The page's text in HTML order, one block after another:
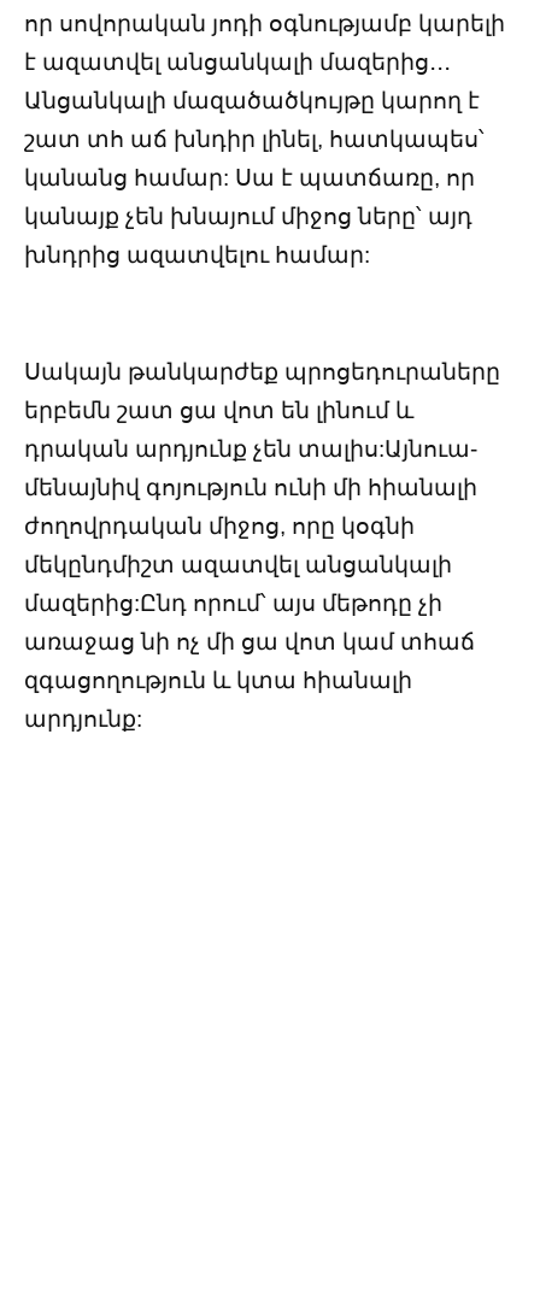
որ սովորական յոդի օգնությամբ կարելի
է ազատվել անցանկալի մազերից․․․
Անցանկալի մազածածկույթը կարող է
շատ տհ աճ խնդիր լինել, հատկապես՝
կանանց համար: Սա է պատճառը, որ
կանայք չեն խնայում միջոց ները՝ այդ
խնդրից ազատվելու համար:
Սակայն թանկարժեք պրոցեդուրաները
երբեմն շատ ցա վոտ են լինում և
դրական արդյունք չեն տալիս:Այնուա-
մենայնիվ գոյություն ունի մի հիանալի
ժողովրդական միջոց, որը կօգնի
մեկընդմիշտ ազատվել անցանկալի
մազերից:Ընդ որում՝ այս մեթոդը չի
առաջաց նի ոչ մի ցա վոտ կամ տհաճ
զգացողություն և կտա հիանալի
արդյունք: